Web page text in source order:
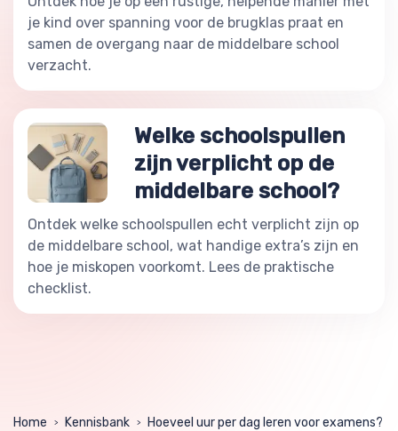
je kind over spanning voor de brugklas praat en
samen de overgang naar de middelbare school
verzacht.
Welke schoolspullen
zijn verplicht op de
middelbare school?
Ontdek welke schoolspullen echt verplicht zijn op
de middelbare school, wat handige extra’s zijn en
hoe je miskopen voorkomt. Lees de praktische
checklist.
Home > Kennisbank > Hoeveel uur per dag leren voor examens?